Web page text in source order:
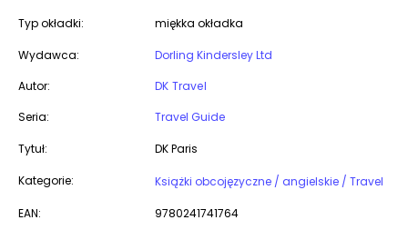
Typ okładki: miękka okładka
Wydawca:
Dorling Kindersley Ltd
Autor:
DK Travel
Seria:
Travel Guide
Tytuł: DK Paris
Kategorie: Książki obcojęzyczne / angielskie / Travel
EAN: 9780241741764